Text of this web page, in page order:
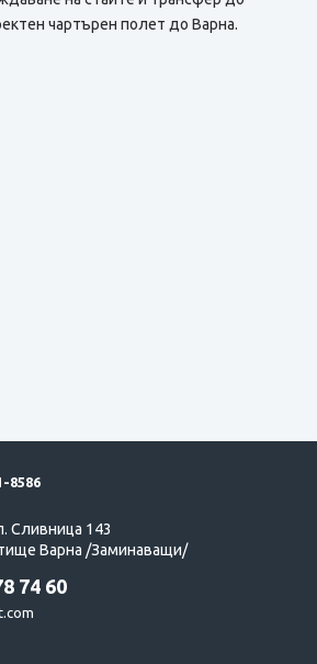
чартърен полет до Варна.
8586
Сливница 143
Варна /Заминаващи/
74 60